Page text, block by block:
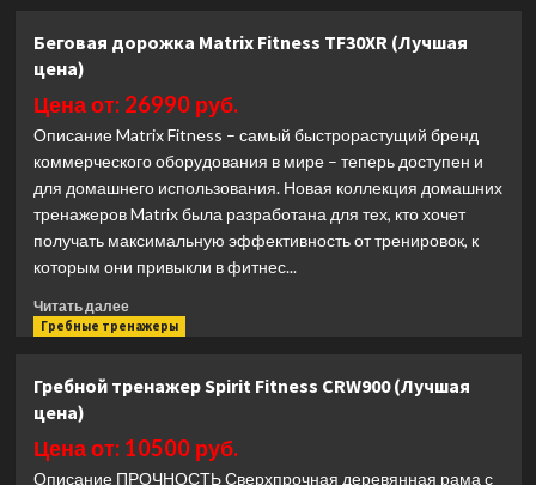
дорожка
Fitness
XT285
BLACK
(Лучшая
цена)
Беговая дорожка Matrix Fitness TF30XR (Лучшая
цена)
Цена от: 26990 руб.
Описание Matrix Fitness – самый быстрорастущий бренд
коммерческого оборудования в мире – теперь доступен и
для домашнего использования. Новая коллекция домашних
тренажеров Matrix была разработана для тех, кто хочет
получать максимальную эффективность от тренировок, к
которым они привыкли в фитнес...
Читать далееПрочитать
больше
дорожка
Fitness
TF30XR
Гребные тренажеры
Гребной тренажер Spirit Fitness CRW900 (Лучшая
цена)
Цена от: 10500 руб.
Описание ПРОЧНОСТЬ Сверхпрочная деревянная рама с